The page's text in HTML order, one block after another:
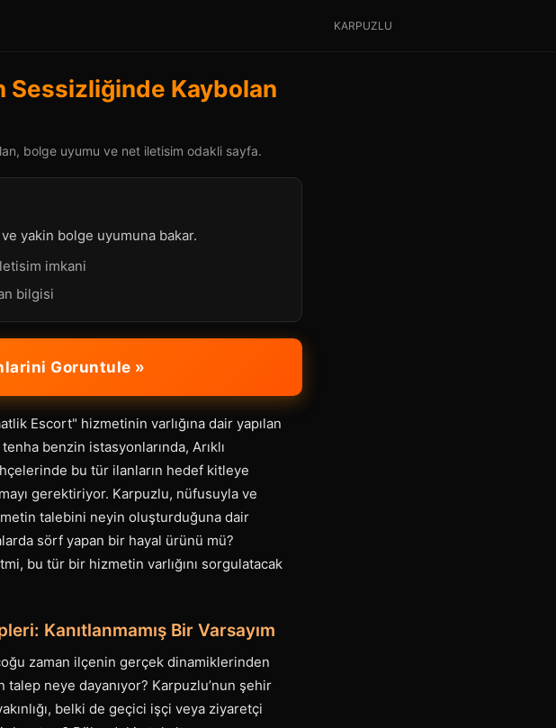
KARPUZLU
Sessizliğinde Kaybolan
bolge uyumu ve net iletisim odakli sayfa.
yakin bolge uyumuna bakar.
imkani
bilgisi
Goruntule »
Escort" hizmetinin varlığına dair yapılan
benzin istasyonlarında, Arıklı
bu tür ilanların hedef kitleye
gerektiriyor. Karpuzlu, nüfusuyla ve
talebini neyin oluşturduğuna dair
sörf yapan bir hayal ürünü mü?
bu tür bir hizmetin varlığını sorgulatacak
Kanıtlanmamış Bir Varsayım
zaman ilçenin gerçek dinamiklerinden
neye dayanıyor? Karpuzlu’nun şehir
belki de geçici işçi veya ziyaretçi